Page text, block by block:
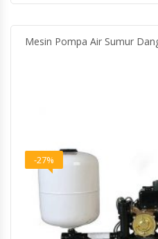
Mesin Pompa Air Sumur
-27%